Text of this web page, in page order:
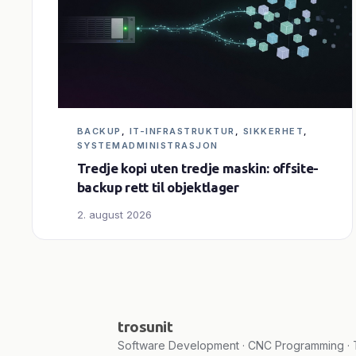
BACKUP , IT-INFRASTRUKTUR , SIKKERHET
SYSTEMADMINISTRASJON
Tredje kopi uten tredje maskin: offsite-
backup rett til objektlager
2. august 2026
trosunit
Software Development · CNC Programming